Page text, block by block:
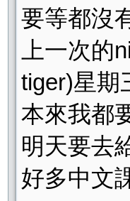
要等都沒
上一次
tiger)星期
本來我都
明天要去
好多中文